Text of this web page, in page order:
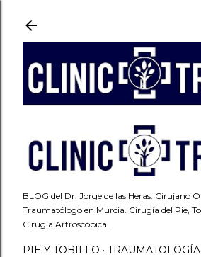
BLOG del Dr. Jorge de las Heras. Cirujano
Traumatólogo en Murcia. Cirugía del Pie,
Cirugía Artroscópica.
PIE Y TOBILLO